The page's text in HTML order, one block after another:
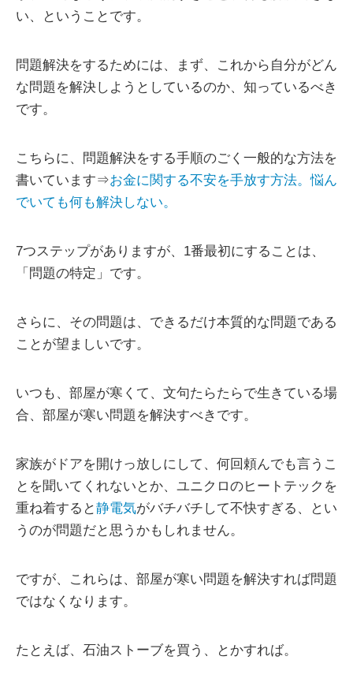
い、ということです。
問題解決をするためには、まず、これから自分がどん
な問題を解決しようとしているのか、知っているべき
です。
こちらに、問題解決をする手順のごく一般的な方法を
書いています⇒お金に関する不安を手放す方法。悩ん
でいても何も解決しない。
7つステップがありますが、1番最初にすることは、
「問題の特定」です。
さらに、その問題は、できるだけ本質的な問題である
ことが望ましいです。
いつも、部屋が寒くて、文句たらたらで生きている場
合、部屋が寒い問題を解決すべきです。
家族がドアを開けっ放しにして、何回頼んでも言うこ
とを聞いてくれないとか、ユニクロのヒートテックを
重ね着すると静電気がバチバチして不快すぎる、とい
うのが問題だと思うかもしれません。
ですが、これらは、部屋が寒い問題を解決すれば問題
ではなくなります。
たとえば、石油ストーブを買う、とかすれば。